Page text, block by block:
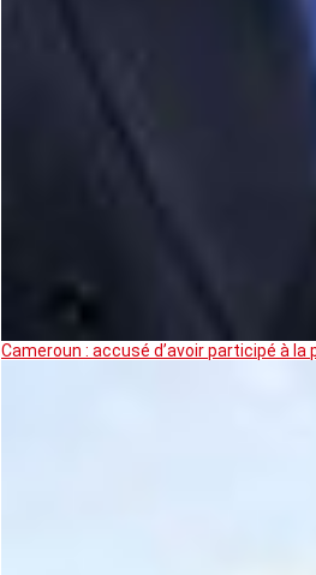
Cameroun : accusé d’avoir participé à